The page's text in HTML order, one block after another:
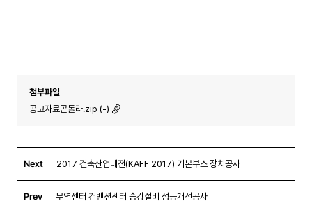
첨부파일
공고자료곤돌라.zip (-)
Next 2017 건축산업대전(KAFF 2017) 기본부스 장치공사
Prev 무역센터 컨벤션센터 승강설비 성능개선공사